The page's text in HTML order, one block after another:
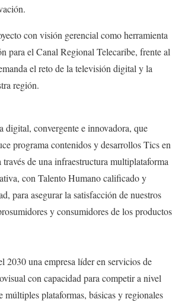
con visión gerencial como herramienta
para el Canal Regional Telecaribe, frente al
el reto de la televisión digital y la
región.
digital, convergente e innovadora, que
programa contenidos y desarrollos Tics en
de una infraestructura multiplataforma
con Talento Humano calificado y
para asegurar la satisfacción de nuestros
y consumidores de los productos
2030 una empresa líder en servicios de
con capacidad para competir a nivel
múltiples plataformas, básicas y regionales